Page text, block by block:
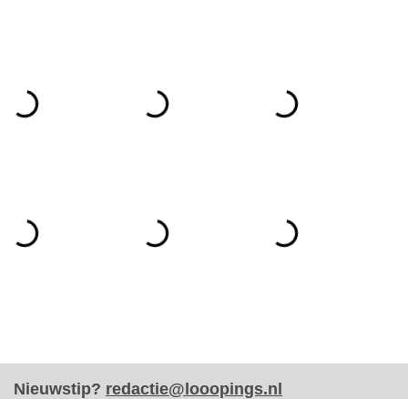
Nieuwstip? redactie@looopings.nl